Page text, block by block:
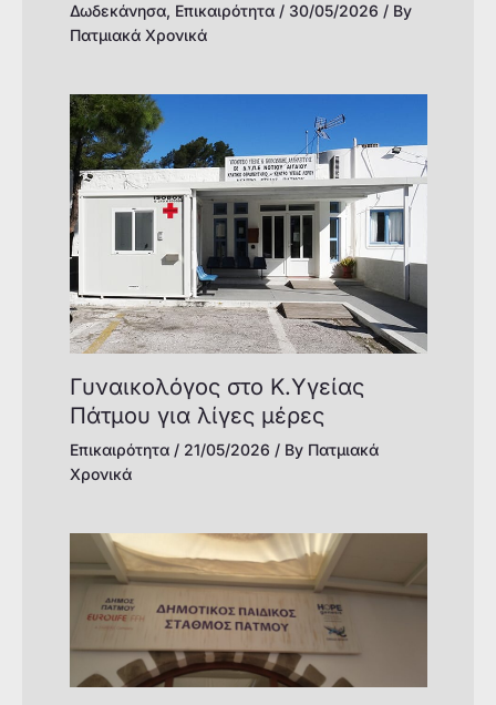
Δωδεκάνησα, Επικαιρότητα/ 30/05/2026 / By
Πατμιακά Χρονικά
Γυναικολόγος στο Κ.Υγείας
Πάτμου για λίγες μέρες
Επικαιρότητα/ 21/05/2026 / By Πατμιακά
Χρονικά